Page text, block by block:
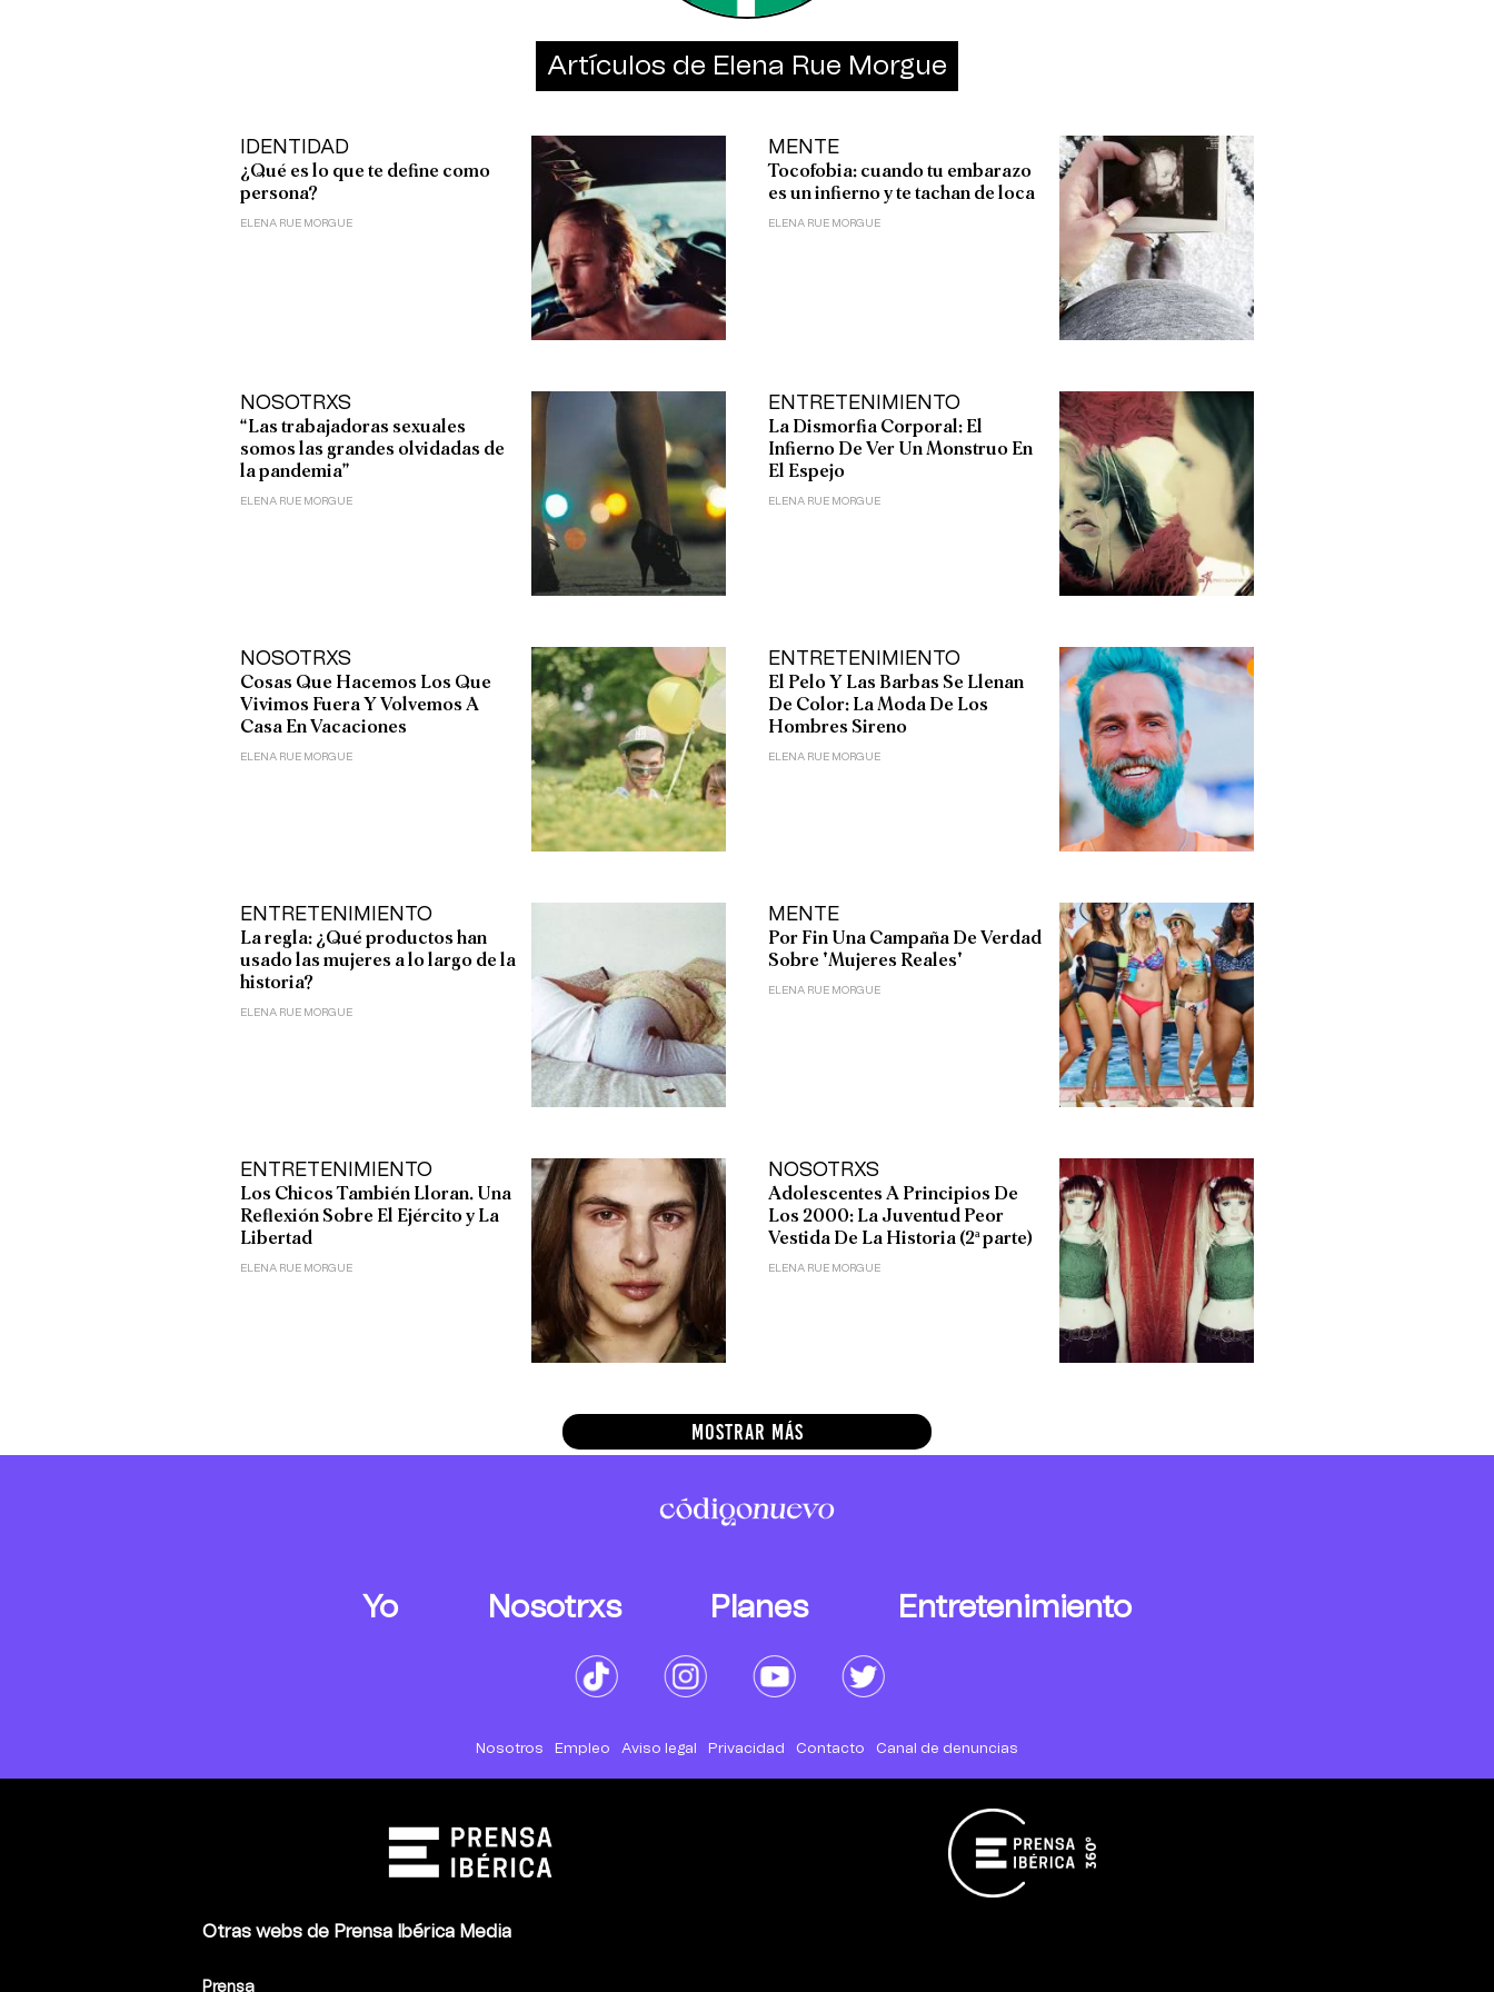
Artículos de Elena Rue Morgue
IDENTIDAD
¿Qué es lo que te define como
persona?
ELENA RUE MORGUE
MENTE
Tocofobia: cuando tu embarazo
es un infierno y te tachan de loca
ELENA RUE MORGUE
NOSOTRXS
“Las trabajadoras sexuales
somos las grandes olvidadas de
la pandemia”
ELENA RUE MORGUE
ENTRETENIMIENTO
La Dismorfia Corporal: El
Infierno De Ver Un Monstruo En
El Espejo
ELENA RUE MORGUE
NOSOTRXS
Cosas Que Hacemos Los Que
Vivimos Fuera Y Volvemos A
Casa En Vacaciones
ELENA RUE MORGUE
ENTRETENIMIENTO
El Pelo Y Las Barbas Se Llenan
De Color: La Moda De Los
Hombres Sireno
ELENA RUE MORGUE
ENTRETENIMIENTO
La regla: ¿Qué productos han
usado las mujeres a lo largo de la
historia?
ELENA RUE MORGUE
MENTE
Por Fin Una Campaña De Verdad
Sobre 'Mujeres Reales'
ELENA RUE MORGUE
ENTRETENIMIENTO
Los Chicos También Lloran. Una
Reflexión Sobre El Ejército y La
Libertad
ELENA RUE MORGUE
NOSOTRXS
Adolescentes A Principios De
Los 2000: La Juventud Peor
Vestida De La Historia (2ª parte)
ELENA RUE MORGUE
MOSTRAR MÁS
Yo Nosotrxs Planes Entretenimiento
Nosotros Empleo Aviso legal Privacidad Contacto Canal de denuncias
Otras webs de Prensa Ibérica Media
Prensa